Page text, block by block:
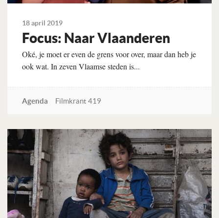
18 april 2019
Focus: Naar Vlaanderen
Oké, je moet er even de grens voor over, maar dan heb je
ook wat. In zeven Vlaamse steden is...
Agenda Filmkrant 419
Lees verder